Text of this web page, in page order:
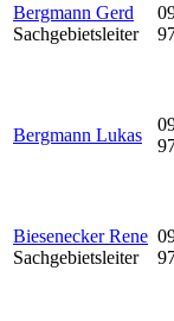
Bergmann Gerd
Sachgebietsleiter
Bergmann Lukas
Biesenecker Rene
Sachgebietsleiter